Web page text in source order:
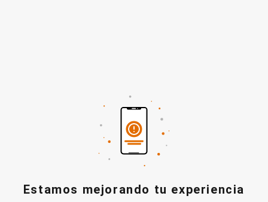
Estamos mejorando tu experiencia